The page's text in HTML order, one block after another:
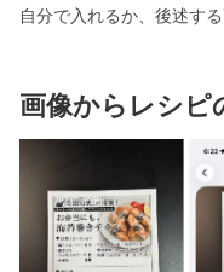
自分で入れるか、後述す
画像からレシピ